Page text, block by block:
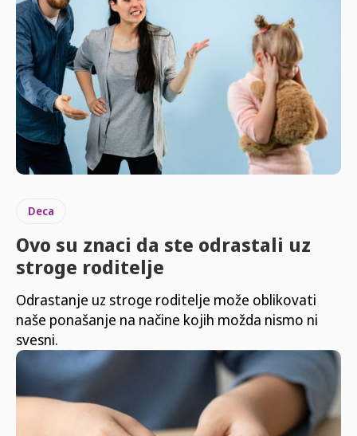
Deca
Ovo su znaci da ste odrastali uz
stroge roditelje
Odrastanje uz stroge roditelje može oblikovati
naše ponašanje na načine kojih možda nismo ni
svesni.